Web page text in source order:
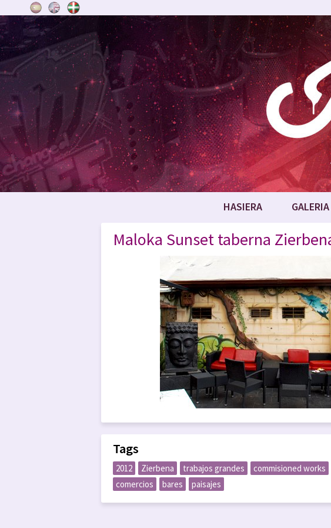
HASIERA GALERIA
Maloka Sunset taberna
Tags
2012 Zierbena trabajos grandes commisioned works
comercios
bares paisajes